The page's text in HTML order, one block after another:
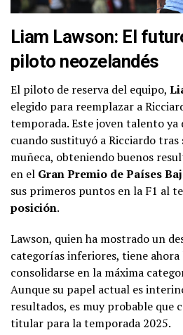
Liam Lawson: El
piloto neozelandés
El piloto de reserva del equipo,
elegido para reemplazar a
temporada. Este joven talento ya
cuando sustituyó a Ricciardo
muñeca, obteniendo buenos
en el Gran Premio de Países
sus primeros puntos en la F1 al
posición.
Lawson, quien ha mostrado un
categorías inferiores, tiene
consolidarse en la máxima
Aunque su papel actual es
resultados, es muy probable
titular para la temporada 2025.